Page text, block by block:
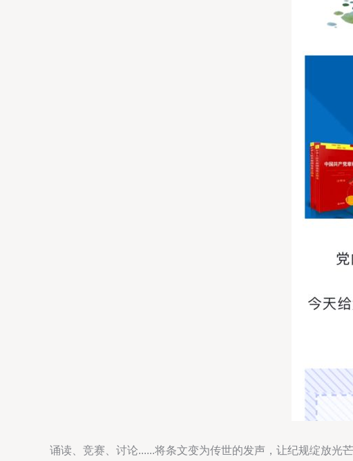
诵读、竞赛、讨论......将条文变为传世的发声，让纪规绽放光